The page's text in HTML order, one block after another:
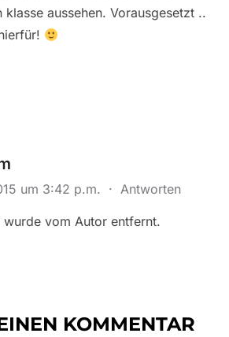
klasse aussehen. Vorausgesetzt ..
um 3:42 p.m. · Antworten
wurde vom Autor entfernt.
KOMMENTAR